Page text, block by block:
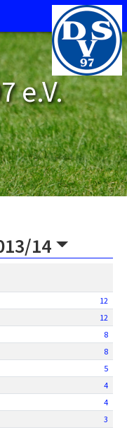
e.V.
14
12
12
8
8
5
4
4
3